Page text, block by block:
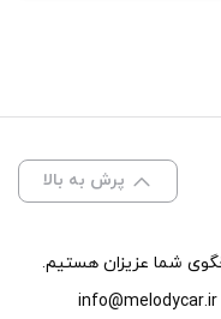
پرش به بالا
info@melodycar.ir